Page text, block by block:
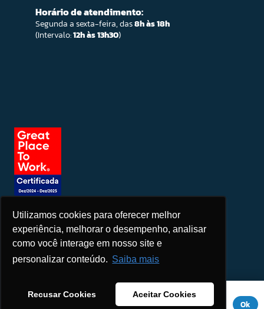
Utilizamos cookies para oferecer melhor
experiência, melhorar o desempenho, analisar
como você interage em nosso site e
personalizar conteúdo. Saiba mais
Recusar Cookies Aceitar Cookies
Horário de atendimento:
Segunda a sexta-feira, das8h às 18h
(Intervalo:12h às 13h30)
Seja um patrocinador
Este site usa cookies para melhorar sua experiência. Se você
continuar a usar este site, você concorda com ele.Aviso de Ok